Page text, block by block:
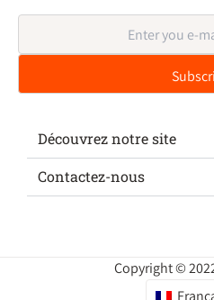
Découvrez notre site
Contactez-nous
Copyright ©